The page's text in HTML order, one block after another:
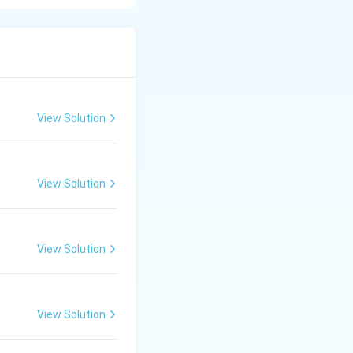
बोध कराना, लेकिन
View Solution
View Solution
View Solution
View Solution